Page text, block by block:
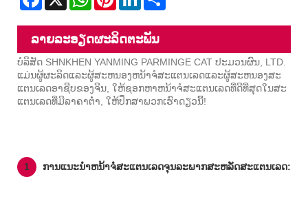
ລາຍ​ລະ​ອຽດ​ຜະ​ລິດ​ຕະ​ພັນ
ບໍລິສັດ SHNKHEN YANMING PARMINGE CAT ປະມວນຜົນ, LTD.
ແມ່ນຜູ້ຜະລິດແລະຜູ້ສະຫນອງຫນ້າຈໍສະແຕນເລດແລະຜູ້ສະຫນອງສະ
ແຕນເລດອາຊີບຂອງຈີນ, ໃຫ້ຊອກຫາຫນ້າຈໍສະແຕນເລດທີ່ດີທີ່ສຸດໃນສະ
ແຕນເລດທີ່ມີລາຄາຕໍ່າ, ໃຫ້ປຶກສາພວກເຮົາດຽວນີ້!
1 ການແນະນໍາຫນ້າຈໍສະແຕນເລດຈຸນລະພາກສະຫລັດສະແຕນເລດ: